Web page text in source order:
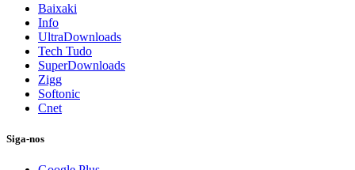
Baixaki
Info
UltraDownloads
Tech Tudo
SuperDownloads
Zigg
Softonic
Cnet
Siga-nos